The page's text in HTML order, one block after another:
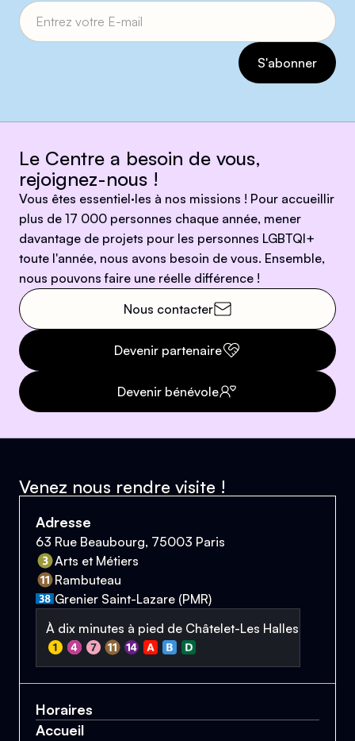
Le Centre a besoin de vous,
rejoignez-nous !
Vous êtes essentiel·les à nos missions ! Pour accueillir
plus de 17 000 personnes chaque année, mener
davantage de projets pour les personnes LGBTQI+
toute l'année, nous avons besoin de vous. Ensemble,
nous pouvons faire une réelle différence !
Nous contacter
Devenir partenaire
Devenir bénévole
Venez nous rendre visite !
Adresse
63 Rue Beaubourg, 75003 Paris
Arts et Métiers
Rambuteau
Grenier Saint-Lazare (PMR)
À dix minutes à pied de Châtelet-Les Halles
Horaires
Accueil